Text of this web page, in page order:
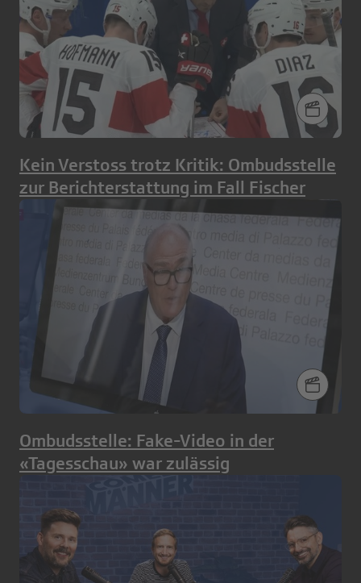
Kein Verstoss trotz Kritik: Ombudsstelle
zur Berichterstattung im Fall Fischer
Ombudsstelle: Fake-Video in der
«Tagesschau» war zulässig